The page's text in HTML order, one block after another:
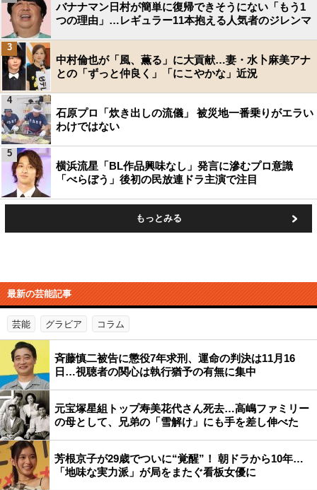
バナナマン日村が簡単に復帰できそうにない「もう1
つの理由」…レギュラー11本抱える人気者のジレンマ
中村倫也が「風、薫る」に大貢献…妻・水卜麻美アナ
との「ずっと仲良く」「にこやかな」近況
3
石原プロ「炊き出しの流儀」 被災地一番乗りがエラい
わけではない
4
横浜流星「BL作品興味なし」発言に滲むプロ意識
「べらぼう」後初の民放連ドラ主演で注目
5
もっとみる
最新の芸能記事
芸能 グラビア コラム
斉藤慎二被告に懲役7年求刑、運命の判決は11月16
日…視聴者の関心は執行猶予の有無に集中
元宝塚星組トップ寿美花代さん死去…高嶋ファミリー
の母として、兄弟の「雪解け」にも手を差し伸べた
芳根京子が29歳でついに“覚醒”！ 朝ドラから10年…
「地味な実力派」が局をまたぐ看板女優に